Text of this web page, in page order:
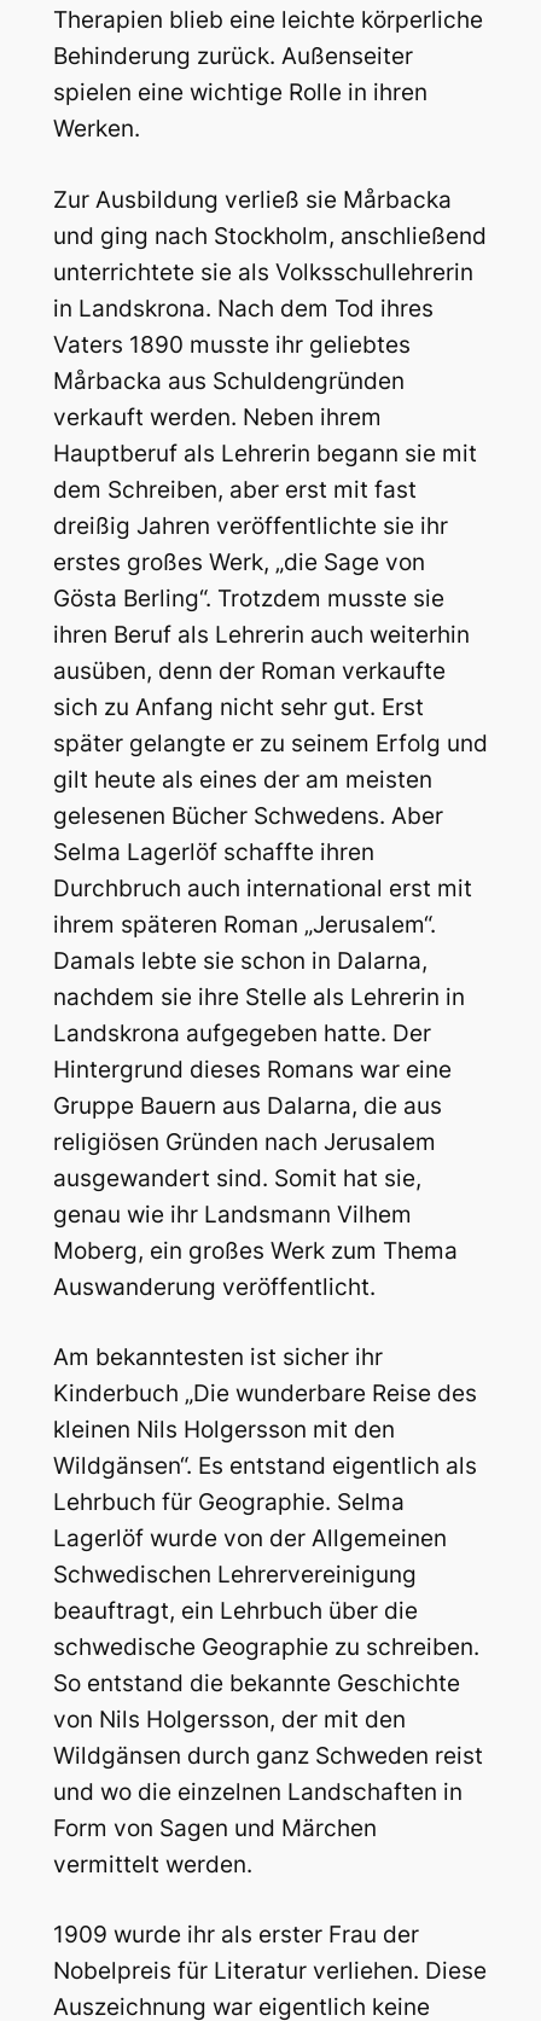
Therapien blieb eine leichte körperliche
Behinderung zurück. Außenseiter
spielen eine wichtige Rolle in ihren
Werken.
Zur Ausbildung verließ sie Mårbacka
und ging nach Stockholm, anschließend
unterrichtete sie als Volksschullehrerin
in Landskrona. Nach dem Tod ihres
Vaters 1890 musste ihr geliebtes
Mårbacka aus Schuldengründen
verkauft werden. Neben ihrem
Hauptberuf als Lehrerin begann sie mit
dem Schreiben, aber erst mit fast
dreißig Jahren veröffentlichte sie ihr
erstes großes Werk, „die Sage von
Gösta Berling“. Trotzdem musste sie
ihren Beruf als Lehrerin auch weiterhin
ausüben, denn der Roman verkaufte
sich zu Anfang nicht sehr gut. Erst
später gelangte er zu seinem Erfolg und
gilt heute als eines der am meisten
gelesenen Bücher Schwedens. Aber
Selma Lagerlöf schaffte ihren
Durchbruch auch international erst mit
ihrem späteren Roman „Jerusalem“.
Damals lebte sie schon in Dalarna,
nachdem sie ihre Stelle als Lehrerin in
Landskrona aufgegeben hatte. Der
Hintergrund dieses Romans war eine
Gruppe Bauern aus Dalarna, die aus
religiösen Gründen nach Jerusalem
ausgewandert sind. Somit hat sie,
genau wie ihr Landsmann Vilhem
Moberg, ein großes Werk zum Thema
Auswanderung veröffentlicht.
Am bekanntesten ist sicher ihr
Kinderbuch „Die wunderbare Reise des
kleinen Nils Holgersson mit den
Wildgänsen“. Es entstand eigentlich als
Lehrbuch für Geographie. Selma
Lagerlöf wurde von der Allgemeinen
Schwedischen Lehrervereinigung
beauftragt, ein Lehrbuch über die
schwedische Geographie zu schreiben.
So entstand die bekannte Geschichte
von Nils Holgersson, der mit den
Wildgänsen durch ganz Schweden reist
und wo die einzelnen Landschaften in
Form von Sagen und Märchen
vermittelt werden.
1909 wurde ihr als erster Frau der
Nobelpreis für Literatur verliehen. Diese
Auszeichnung war eigentlich keine